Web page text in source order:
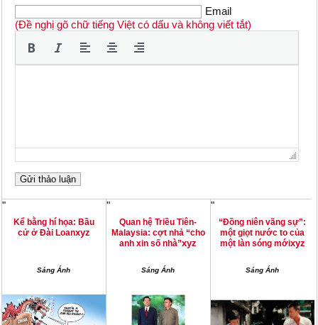
Email
(Đề nghị gõ chữ tiếng Việt có dấu và không viết tắt)
"
Kể bằng hí họa: Bầu
cử ở Đài Loanxyz
Sáng Ánh
"
Quan hệ Triều Tiên-
Malaysia: cợt nhả “cho
anh xin số nhà”xyz
Sáng Ánh
"
“Đồng niên vãng sự”:
một giọt nước to của
một làn sóng mớixyz
Sáng Ánh